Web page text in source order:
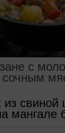
с
свиной
мангале